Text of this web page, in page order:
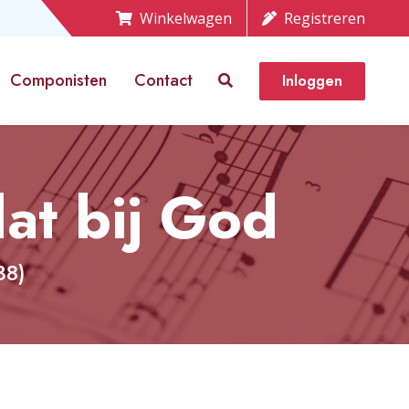
Winkelwagen Registreren
Componisten Contact Inloggen
bij God